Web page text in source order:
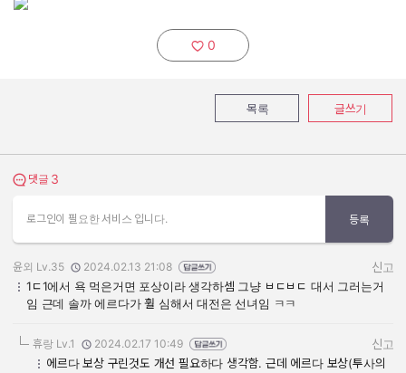
추천하기:
0
목록 글쓰기
댓글 보기
댓글 3
로그인이 필요한 서비스 입니다. 등록
작성자:
윤외 Lv.35
작성일:
2024.02.13 21:08
신고
1ㄷ1에서 욕 먹은거면 포상이라 생각하셈 그냥 ㅂㄷㅂㄷ 대서 그러는거
임 근데 솔까 에르다가 훨 심해서 대전은 선녀임 ㅋㅋ
작성자:
휴랑 Lv.1
작성일:
2024.02.17 10:49
신고
에르다 보상 구린것도 개선 필요하다 생각함. 근데 에르다 보상(투사의